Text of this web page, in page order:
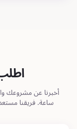
ساعة. فريقنا